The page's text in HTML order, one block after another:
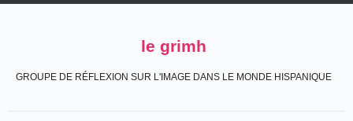
le grimh
GROUPE DE RÉFLEXION SUR L'IMAGE DANS LE MONDE HISPANIQUE